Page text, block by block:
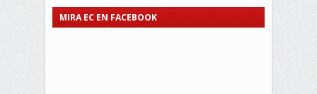
MIRA EC EN FACEBOOK